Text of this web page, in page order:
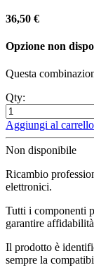
36,50 €
Opzione non
Questa
Qty:
Aggiungi al carrello
Non disponibile
Ricambio
elettronici.
Tutti i componenti
garantire
Il prodotto è
sempre la